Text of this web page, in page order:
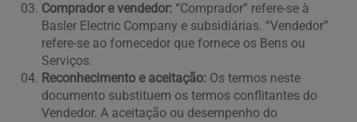
Comprador e vendedor: “Comprador” refere-se à
Basler Electric Company e subsidiárias. “Vendedor”
refere-se ao fornecedor que fornece os Bens ou
Serviços.
Reconhecimento e aceitação: Os termos neste
documento substituem os termos conflitantes do
Vendedor. A aceitação ou desempenho do